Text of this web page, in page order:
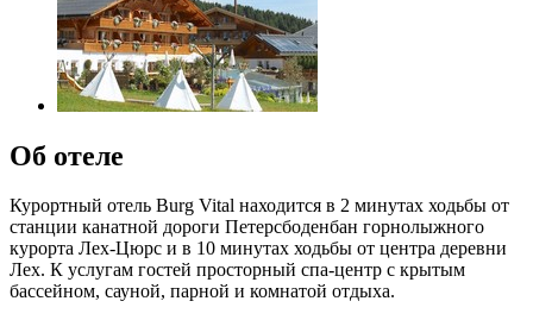
Об отеле
Курортный отель Burg Vital находится в 2 минутах ходьбы от
станции канатной дороги Петерсбоденбан горнолыжного
курорта Лех-Цюрс и в 10 минутах ходьбы от центра деревни
Лех. К услугам гостей просторный спа-центр с крытым
бассейном, сауной, парной и комнатой отдыха.